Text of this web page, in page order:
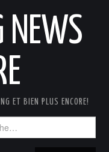
NEWS
ET BIEN PLUS ENCORE!